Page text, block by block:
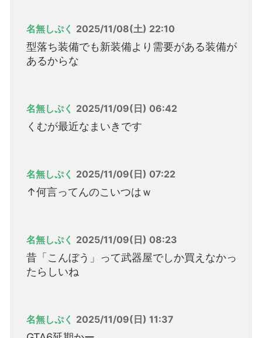
名無しぷく 2025/11/08(土) 22:10
型落ち装備でも新装備より需要がある装備が
あるからな
名無しぷく 2025/11/09(日) 06:42
くむが最近なまいきです
名無しぷく 2025/11/09(日) 07:22
↑何言ってんのこいつはｗ
名無しぷく 2025/11/09(日) 08:23
昔「こんぼう」って武器屋でしか買えなかっ
たらしいね
名無しぷく 2025/11/09(日) 11:37